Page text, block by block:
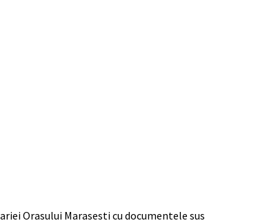
Orasului Marasesti cu documentele sus